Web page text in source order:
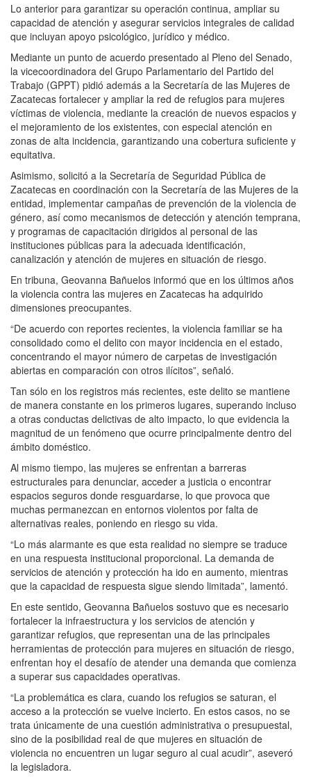
Lo anterior para garantizar su operación continua, ampliar su
capacidad de atención y asegurar servicios integrales de calidad
que incluyan apoyo psicológico, jurídico y médico.
Mediante un punto de acuerdo presentado al Pleno del Senado,
la vicecoordinadora del Grupo Parlamentario del Partido del
Trabajo (GPPT) pidió además a la Secretaría de las Mujeres de
Zacatecas fortalecer y ampliar la red de refugios para mujeres
víctimas de violencia, mediante la creación de nuevos espacios y
el mejoramiento de los existentes, con especial atención en
zonas de alta incidencia, garantizando una cobertura suficiente y
equitativa.
Asimismo, solicitó a la Secretaría de Seguridad Pública de
Zacatecas en coordinación con la Secretaría de las Mujeres de la
entidad, implementar campañas de prevención de la violencia de
género, así como mecanismos de detección y atención temprana,
y programas de capacitación dirigidos al personal de las
instituciones públicas para la adecuada identificación,
canalización y atención de mujeres en situación de riesgo.
En tribuna, Geovanna Bañuelos informó que en los últimos años
la violencia contra las mujeres en Zacatecas ha adquirido
dimensiones preocupantes.
“De acuerdo con reportes recientes, la violencia familiar se ha
consolidado como el delito con mayor incidencia en el estado,
concentrando el mayor número de carpetas de investigación
abiertas en comparación con otros ilícitos”, señaló.
Tan sólo en los registros más recientes, este delito se mantiene
de manera constante en los primeros lugares, superando incluso
a otras conductas delictivas de alto impacto, lo que evidencia la
magnitud de un fenómeno que ocurre principalmente dentro del
ámbito doméstico.
Al mismo tiempo, las mujeres se enfrentan a barreras
estructurales para denunciar, acceder a justicia o encontrar
espacios seguros donde resguardarse, lo que provoca que
muchas permanezcan en entornos violentos por falta de
alternativas reales, poniendo en riesgo su vida.
“Lo más alarmante es que esta realidad no siempre se traduce
en una respuesta institucional proporcional. La demanda de
servicios de atención y protección ha ido en aumento, mientras
que la capacidad de respuesta sigue siendo limitada”, lamentó.
En este sentido, Geovanna Bañuelos sostuvo que es necesario
fortalecer la infraestructura y los servicios de atención y
garantizar refugios, que representan una de las principales
herramientas de protección para mujeres en situación de riesgo,
enfrentan hoy el desafío de atender una demanda que comienza
a superar sus capacidades operativas.
“La problemática es clara, cuando los refugios se saturan, el
acceso a la protección se vuelve incierto. En estos casos, no se
trata únicamente de una cuestión administrativa o presupuestal,
sino de la posibilidad real de que mujeres en situación de
violencia no encuentren un lugar seguro al cual acudir”, aseveró
la legisladora.